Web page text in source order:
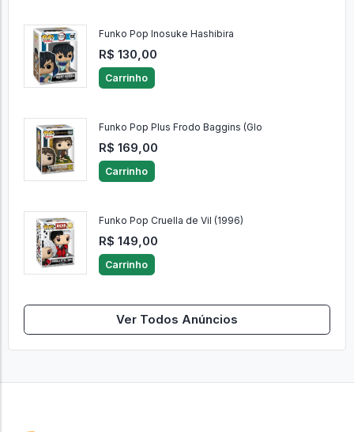
Funko Pop Inosuke Hashibira
R$ 130,00
Carrinho
Funko Pop Plus Frodo Baggins (Glo
R$ 169,00
Carrinho
Funko Pop Cruella de Vil (1996)
R$ 149,00
Carrinho
Ver Todos Anúncios